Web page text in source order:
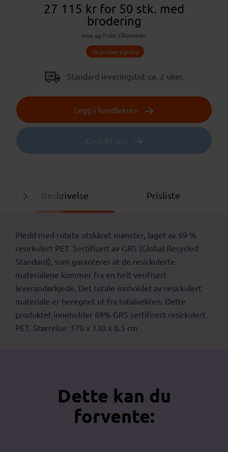
27 115 kr for 50 stk. med
brodering
mva og frakt tilkommer
vis prisberegning
Standard leveringstid: ca. 2 uker.
Legg i handlekurv
Kontakt oss
Beskrivelse Prisliste
Pledd med rutete utskåret mønster, laget av 69 %
resirkulert PET. Sertifisert av GRS (Global Recycled
Standard), som garanterer at de resirkulerte
materialene kommer fra en helt verifisert
leverandørkjede. Det totale innholdet av resirkulert
materiale er beregnet ut fra totalvekten. Dette
produktet inneholder 69% GRS sertifisert resirkulert
PET. Størrelse: 170 x 130 x 0.5 cm
Dette kan du
forvente: